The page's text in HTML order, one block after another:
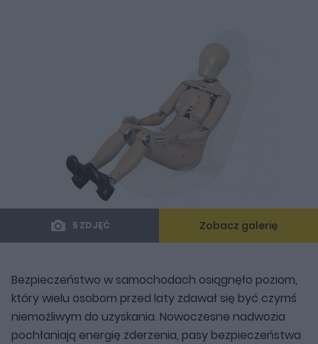
5 ZDJĘĆ Zobacz galerię
Bezpieczeństwo w samochodach osiągnęło poziom,
który wielu osobom przed laty zdawał się być czymś
niemożliwym do uzyskania. Nowoczesne nadwozia
pochłaniają energię zderzenia, pasy bezpieczeństwa